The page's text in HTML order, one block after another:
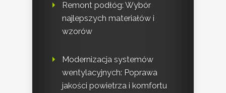
Remont podłóg: Wybór
najlepszych materiałów i
wzorów
Modernizacja systemów
wentylacyjnych: Poprawa
jakości powietrza i komfortu